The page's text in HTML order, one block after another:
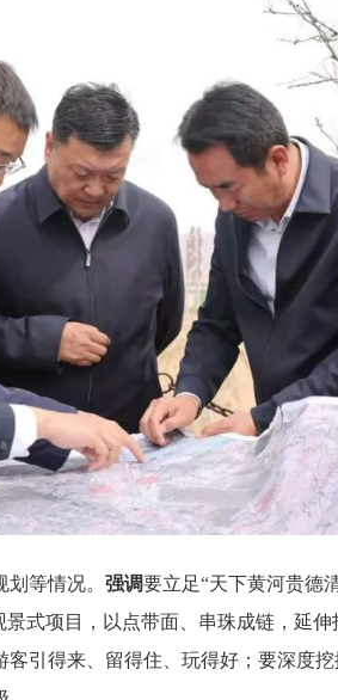
等情况。 强调要立足“天下黄河贵德
式项目，以点带面、串珠成链，延
引得来、留得住、玩得好；要深度